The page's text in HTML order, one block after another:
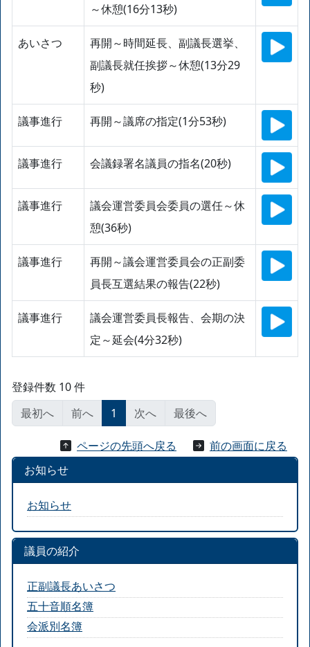
～休憩(16分13秒)
あいさつ
再開～時間延長、副議長選挙、
副議長就任挨拶～休憩(13分29
秒)
議事進行 再開～議席の指定(1分53秒)
議事進行 会議録署名議員の指名(20秒)
議事進行
議会運営委員会委員の選任～休
憩(36秒)
議事進行
再開～議会運営委員会の正副委
員長互選結果の報告(22秒)
議事進行
議会運営委員長報告、会期の決
定～延会(4分32秒)
登録件数 10 件
最初へ
前へ 1 次へ 最後へ
ページの先頭へ戻る
前の画面に戻る
お知らせ
お知らせ
議員の紹介
正副議長あいさつ
五十音順名簿
会派別名簿